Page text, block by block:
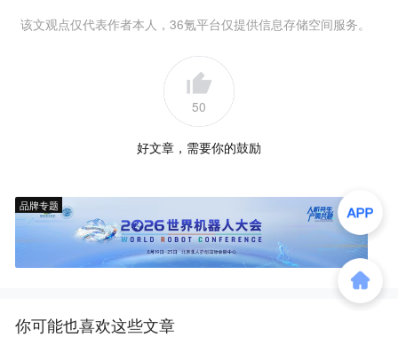
该文观点仅代表作者本人，36氪平台仅提供信息存储空间服务。
50
好文章，需要你的鼓励
品牌专题
你可能也喜欢这些文章